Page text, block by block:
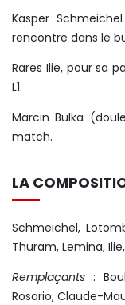
Kasper
rencontre dans le
Rares Ilie, pour sa
L1.
Marcin Bulka
match.
LA
Schmeichel,
Thuram, Lemina,
Remplaçants:
Rosario, Claude-